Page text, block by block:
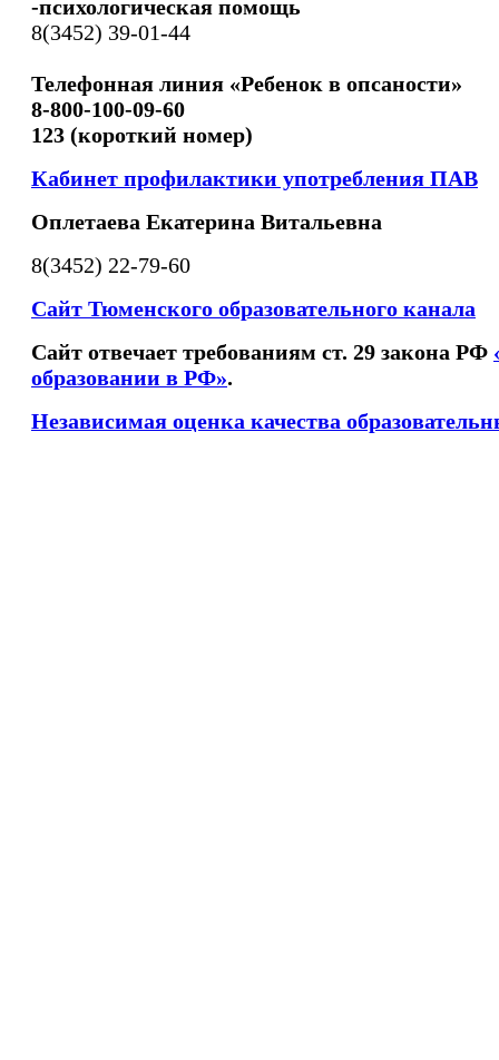
-психологическая помощь
8(3452) 39-01-44
Телефонная линия «Ребенок в опсаности»
8-800-100-09-60
123 (короткий номер)
Кабинет профилактики употребления ПАВ
Оплетаева Екатерина Витальевна
8(3452) 22-79-60
Сайт Тюменского образовательного канала
Сайт отвечает требованиям ст. 29 закона РФ
образовании в РФ».
Независимая оценка качества